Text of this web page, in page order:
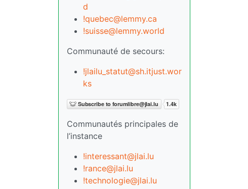
d
!quebec@lemmy.ca
!suisse@lemmy.world
Communauté de secours:
!jlailu_statut@sh.itjust.wor
ks
Communautés principales de
l’instance
!interessant@jlai.lu
!rance@jlai.lu
!technologie@jlai.lu